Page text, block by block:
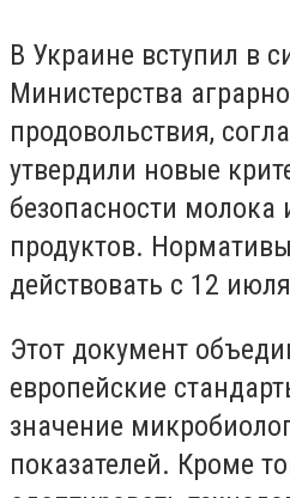
В Украине вступил в
Министерства
продовольствия,
утвердили новые
безопасности
продуктов.
действовать с 12
Этот документ
европейские
значение
показателей. Кроме